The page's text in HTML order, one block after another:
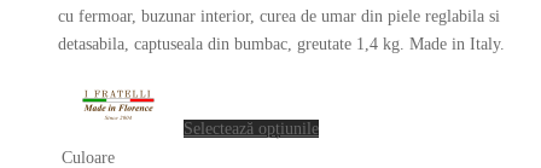
cu fermoar, buzunar interior, curea de umar din piele reglabila si
detasabila, captuseala din bumbac, greutate 1,4 kg. Made in Italy.
Selectează opțiunile
are
Culoare